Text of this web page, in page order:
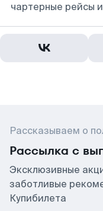
чартерные рейсы
Рассказываем о
Рассылка с
Эксклюзивные
заботливые
Купибилета